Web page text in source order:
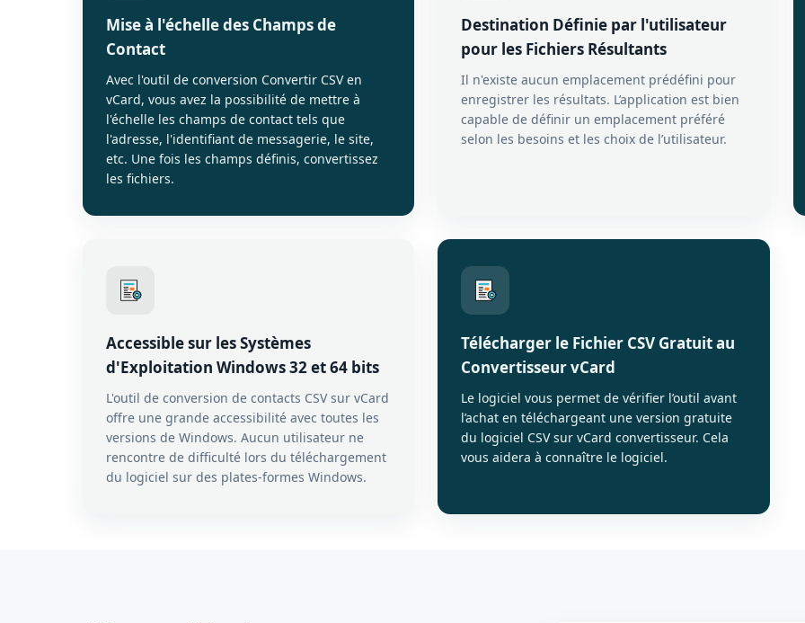
Mise à l'échelle des Champs de
Contact
Avec l'outil de conversion Convertir CSV en
vCard, vous avez la possibilité de mettre à
l'échelle les champs de contact tels que
l'adresse, l'identifiant de messagerie, le site,
etc. Une fois les champs définis, convertissez
les fichiers.
Destination Définie par l'utilisateur
pour les Fichiers Résultants
Il n'existe aucun emplacement prédéfini pour
enregistrer les résultats. L’application est bien
capable de définir un emplacement préféré
selon les besoins et les choix de l’utilisateur.
Accessible sur les Systèmes
d'Exploitation Windows 32 et 64 bits
L'outil de conversion de contacts CSV sur vCard
offre une grande accessibilité avec toutes les
versions de Windows. Aucun utilisateur ne
rencontre de difficulté lors du téléchargement
du logiciel sur des plates-formes Windows.
Télécharger le Fichier CSV Gratuit au
Convertisseur vCard
Le logiciel vous permet de vérifier l’outil avant
l’achat en téléchargeant une version gratuite
du logiciel CSV sur vCard convertisseur. Cela
vous aidera à connaître le logiciel.